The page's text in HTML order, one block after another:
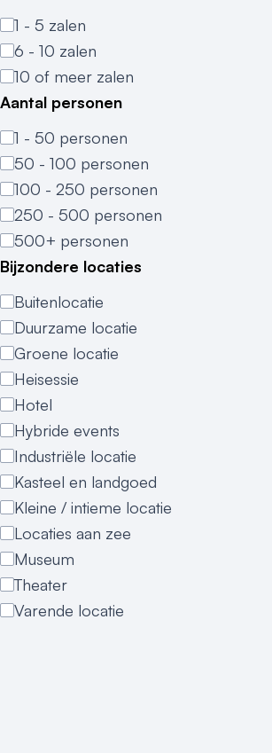
1 - 5 zalen
6 - 10 zalen
10 of meer zalen
Aantal personen
1 - 50 personen
50 - 100 personen
100 - 250 personen
250 - 500 personen
500+ personen
Bijzondere locaties
Buitenlocatie
Duurzame locatie
Groene locatie
Heisessie
Hotel
Hybride events
Industriële locatie
Kasteel en landgoed
Kleine / intieme locatie
Locaties aan zee
Museum
Theater
Varende locatie